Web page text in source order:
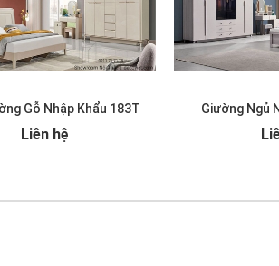
Gỗ Nhập Khẩu 183T
Liên hệ
Giường Ngủ